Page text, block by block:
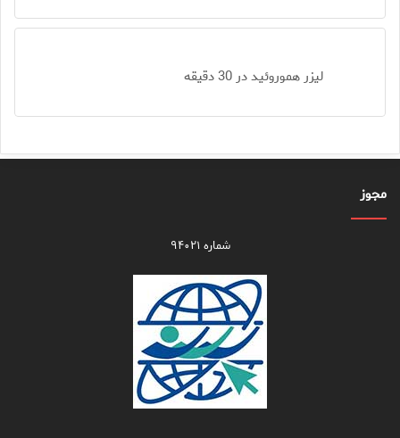
لیزر هموروئید در 30 دقیقه
مجوز
شماره ۹۴۰۲۱